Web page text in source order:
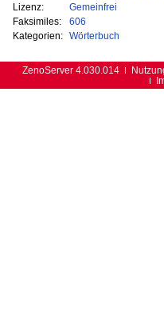
Lizenz:
Gemeinfrei
Faksimiles:
606
Kategorien:
Wörterbuch
ZenoServer 4.030.014